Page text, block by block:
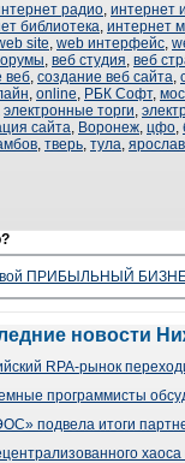
радио, интернет
библиотека, интернет
site, web интерфейс,
, веб студия, веб
веб, создание веб сайта,
, online, РБК Софт,
электронные торги,
сайта, Воронеж, цфо,
, тверь, тула,
ПРИБЫЛЬНЫЙ БИЗНЕС
новости
RPA-рынок
программисты
подвела итоги